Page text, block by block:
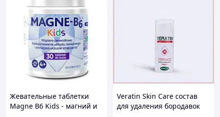
Жевательные таблетки
Magne B6 Kids - магний и
Veratin Skin Care состав
для удаления бородавок